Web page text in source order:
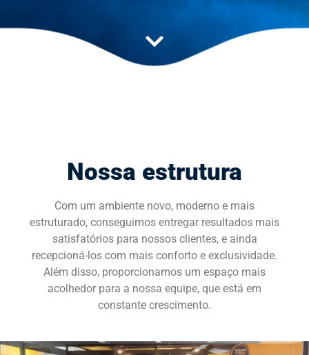
SOLICITE UMA DEMONSTRAÇÃO
Nossa estrutura
Com um ambiente novo, moderno e mais
estruturado, conseguimos entregar resultados mais
satisfatórios para nossos clientes, e ainda
recepcioná-los com mais conforto e exclusividade.
Além disso, proporcionamos um espaço mais
acolhedor para a nossa equipe, que está em
constante crescimento.